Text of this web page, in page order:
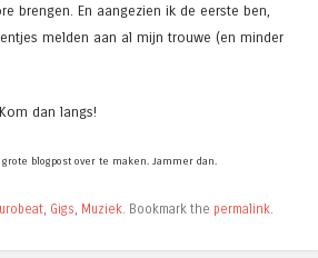
brengen. En aangezien ik de eerste ben,
melden aan al mijn trouwe (en minder
dan langs!
blogpost over te maken. Jammer dan.
, Gigs, Muziek. Bookmark the permalink.